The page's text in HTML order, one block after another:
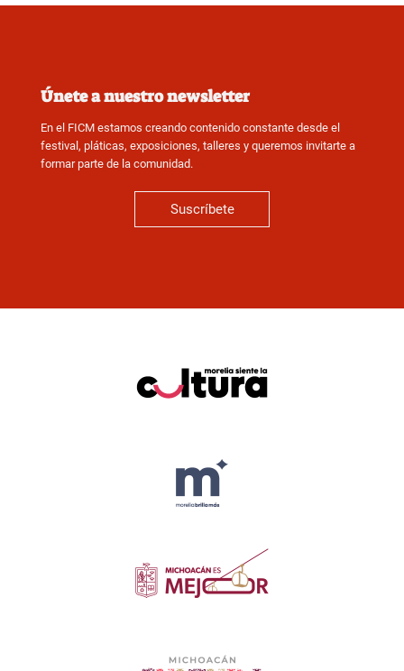
Únete a nuestro newsletter
En el FICM estamos creando contenido constante desde el
festival, pláticas, exposiciones, talleres y queremos invitarte a
formar parte de la comunidad.
Suscríbete